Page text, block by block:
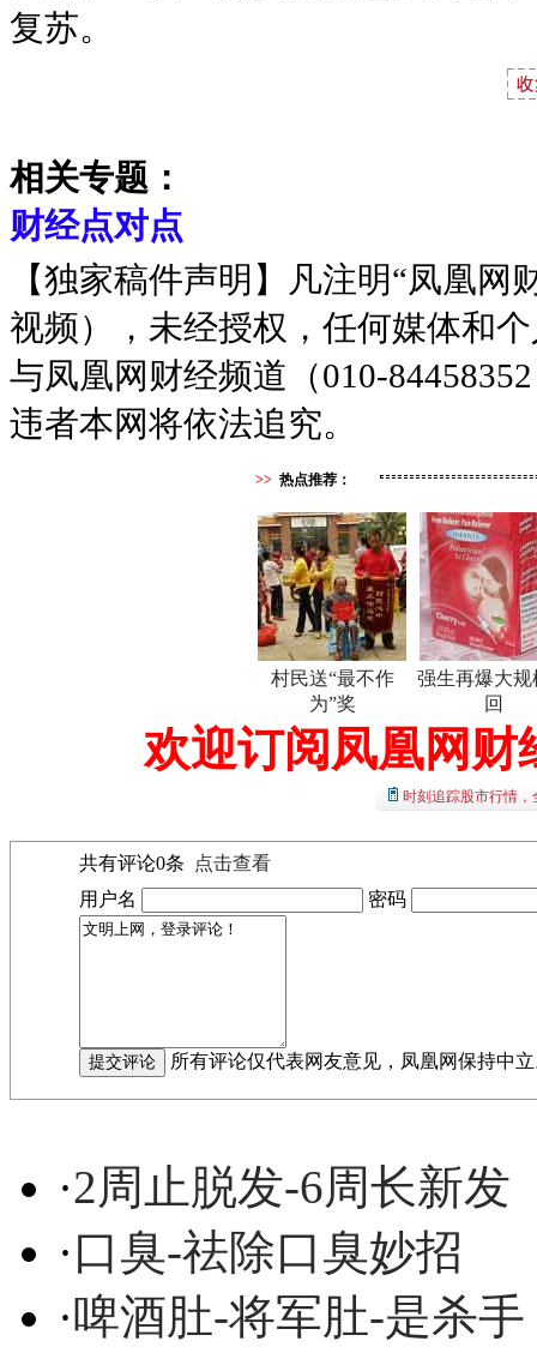
复苏。
相关专题：
财经点对点
【独家稿件声明】凡注明“凤凰
视频），未经授权，任何媒体和
与凤凰网财经频道（010-
违者本网将依法追究。
>> 热点推荐：
村民送“最不作
为”奖
强生再爆大规
回
欢迎订阅凤凰网财
时刻追踪股市行情
共有评论0条
点击查看
用户名
密码
所有评论仅代表网友意见，凤凰网保持中
·2周止脱发-6周长新发
·口臭-祛除口臭妙招
·啤酒肚-将军肚-是杀手